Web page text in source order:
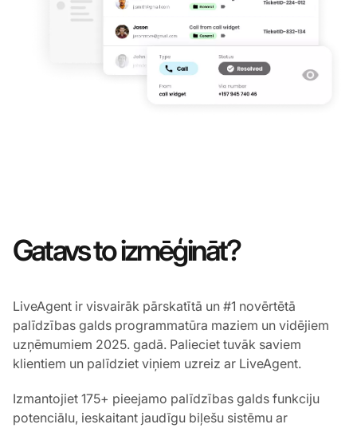
Gatavs to izmēģināt?
LiveAgent ir visvairāk pārskatītā un #1 novērtētā
palīdzības galds programmatūra maziem un vidējiem
uzņēmumiem 2025. gadā. Palieciet tuvāk saviem
klientiem un palīdziet viņiem uzreiz ar LiveAgent.
Izmantojiet 175+ pieejamo palīdzības galds funkciju
potenciālu, ieskaitant jaudīgu biļešu sistēmu ar